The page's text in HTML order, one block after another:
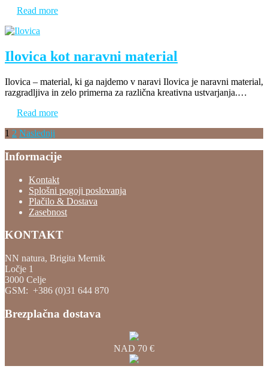
Read more
Ilovica kot naravni material
Ilovica – material, ki ga najdemo v naravi Ilovica je naravni material,
razgradljiva in zelo primerna za različna kreativna ustvarjanja.…
Read more
Številčenje
prispevkov
1 2 Naslednji
Informacije
Kontakt
Splošni pogoji poslovanja
Plačilo & Dostava
Zasebnost
KONTAKT
NN natura, Brigita Mernik
Ločje 1
3000 Celje
GSM: +386 (0)31 644 870
Brezplačna dostava
NAD 70 €